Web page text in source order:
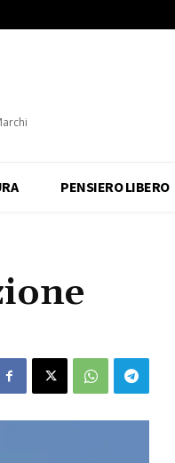
PENSIERO LIBERO